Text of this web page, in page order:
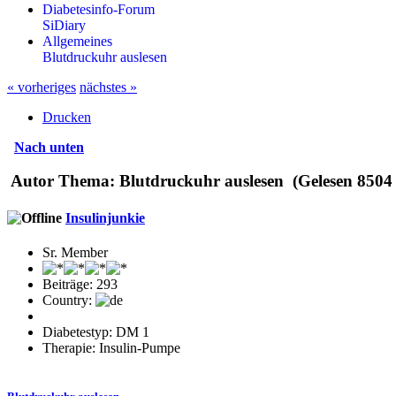
Diabetesinfo-Forum
SiDiary
Allgemeines
Blutdruckuhr auslesen
« vorheriges nächstes »
Drucken
Nach unten
Autor Thema: Blutdruckuhr auslesen (Gelesen
Insulinjunkie
Sr. Member
Beiträge: 293
Country:
Diabetestyp: DM 1
Therapie: Insulin-Pumpe